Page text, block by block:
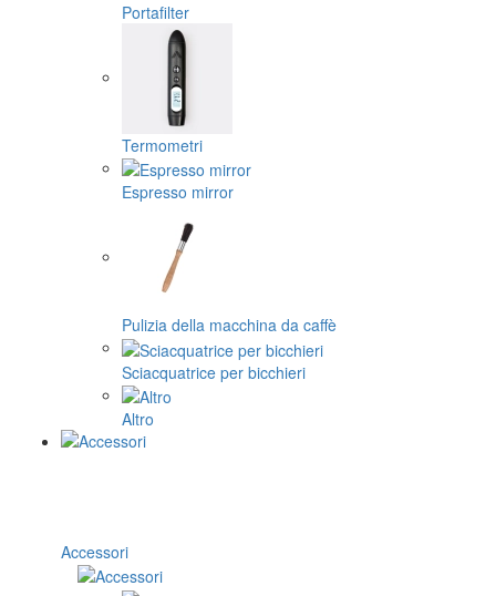
Portafilter
Termometri
Espresso mirror
Pulizia della macchina da caffè
Sciacquatrice per bicchieri
Altro
Accessori